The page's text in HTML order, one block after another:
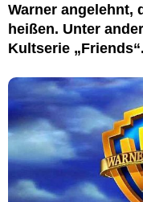
Warner angelehnt,
heißen. Unter
Kultserie „Friends“.